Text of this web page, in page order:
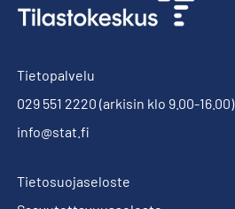
Tietopalvelu
029 551 2220 (arkisin klo 9.00-16.00)
info@stat.fi
Tietosuojaseloste